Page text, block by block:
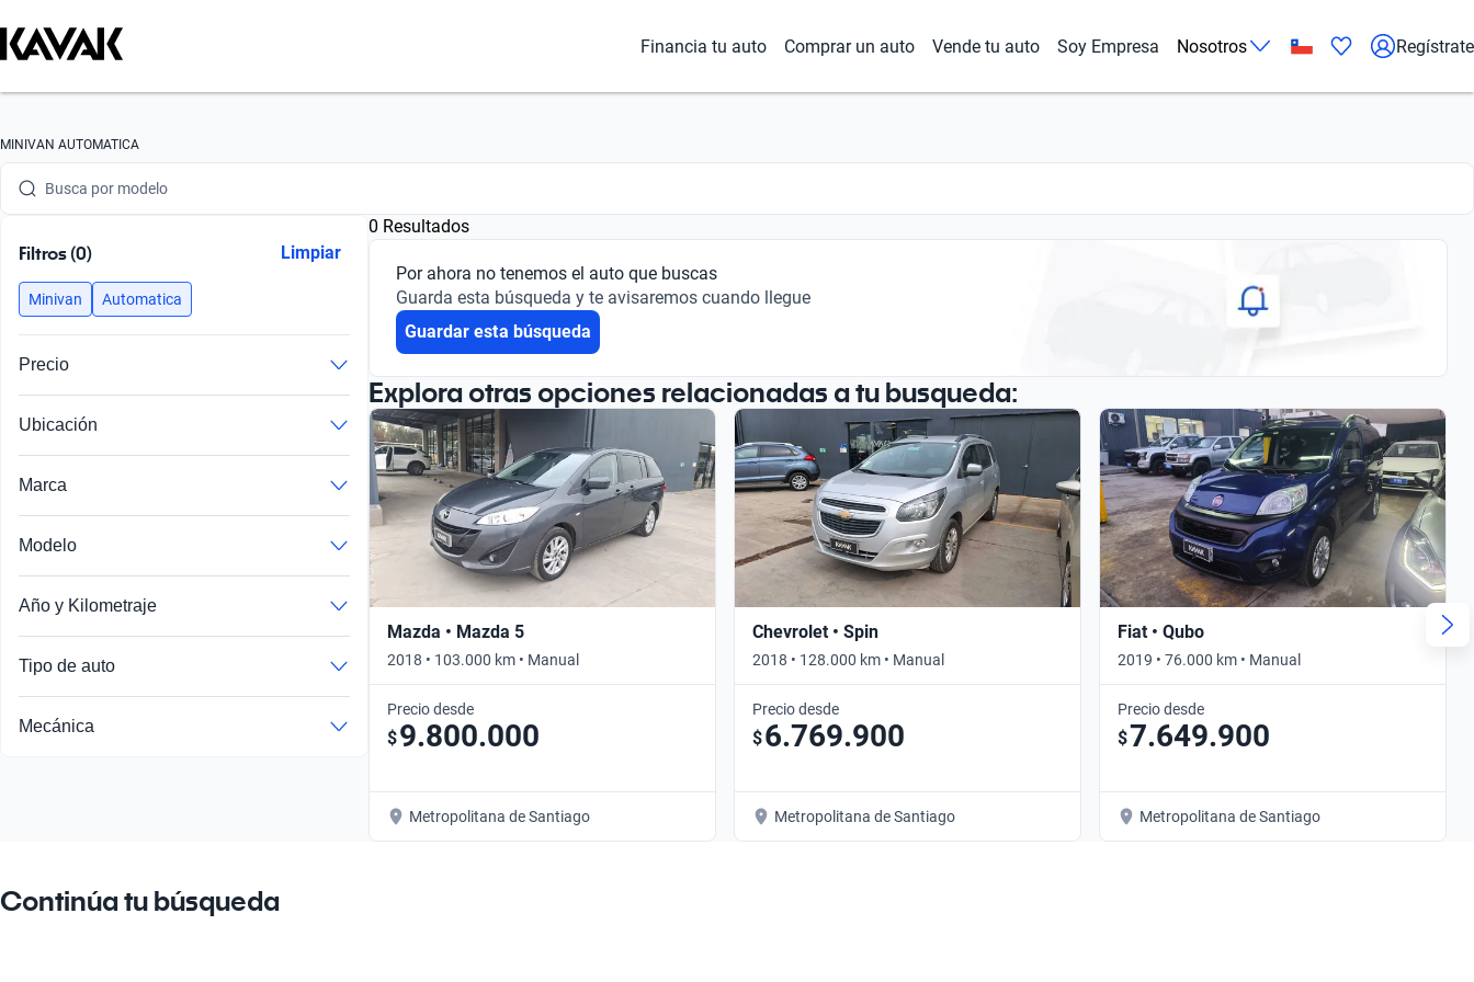
Financia tu auto Comprar un auto Vende tu auto Soy Empresa Nosotros Regístrate
MINIVAN AUTOMATICA
Busca por marca
Busca por modelo
Busca por año
Busca por marca
Busca por versión
Busca por año
Filtros (0) Limpiar
Minivan Automatica
Precio
Ubicación
Marca
Modelo
Año y Kilometraje
Tipo de auto
Mecánica
0 Resultados
Por ahora no tenemos el auto que buscas
Guarda esta búsqueda y te avisaremos cuando llegue
Guardar esta búsqueda
Explora otras opciones relacionadas a tu busqueda:
Mazda • Mazda 5
2018 • 103.000 km • Manual
Precio desde
$9.800.000
Metropolitana de Santiago
Chevrolet • Spin
2018 • 128.000 km • Manual
Precio desde
$6.769.900
Metropolitana de Santiago
Fiat • Qubo
2019 • 76.000 km • Manual
Precio desde
$7.649.900
Metropolitana de Santiago
Continúa tu búsqueda